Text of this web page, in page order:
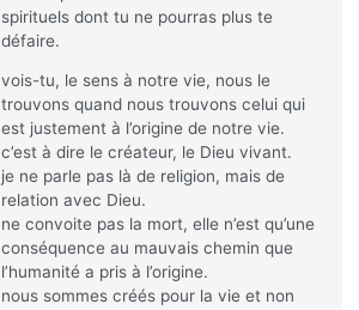
spirituels dont tu ne pourras plus te
défaire.
vois-tu, le sens à notre vie, nous le
trouvons quand nous trouvons celui qui
est justement à l’origine de notre vie.
c’est à dire le créateur, le Dieu vivant.
je ne parle pas là de religion, mais de
relation avec Dieu.
ne convoite pas la mort, elle n’est qu’une
conséquence au mauvais chemin que
l’humanité a pris à l’origine.
nous sommes créés pour la vie et non